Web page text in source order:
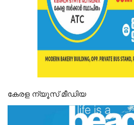
കേരള ന്യൂസ് മീഡിയ